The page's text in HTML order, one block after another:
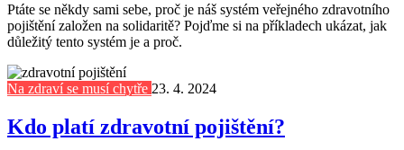
Ptáte se někdy sami sebe, proč je náš systém veřejného zdravotního
pojištění založen na solidaritě? Pojďme si na příkladech ukázat, jak
důležitý tento systém je a proč.
Na zdraví se musí chytře 23. 4. 2024
Kdo platí zdravotní pojištění?